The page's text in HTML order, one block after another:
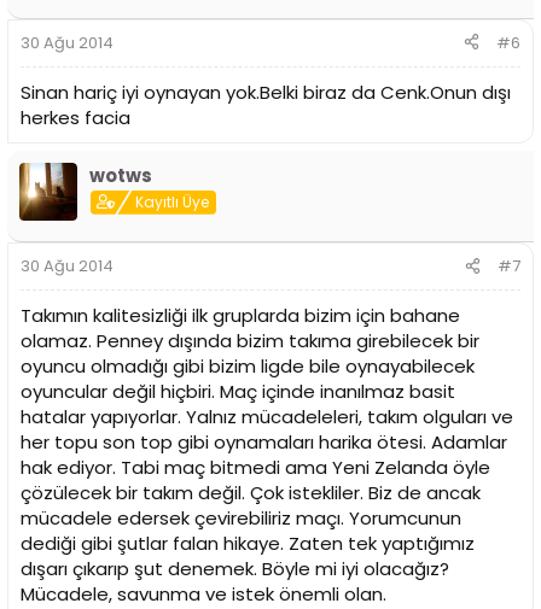
30 Ağu 2014 #6
Sinan hariç iyi oynayan yok.Belki biraz da Cenk.Onun dışı
herkes facia
wotws
Kayıtlı Üye
30 Ağu 2014 #7
Takımın kalitesizliği ilk gruplarda bizim için bahane
olamaz. Penney dışında bizim takıma girebilecek bir
oyuncu olmadığı gibi bizim ligde bile oynayabilecek
oyuncular değil hiçbiri. Maç içinde inanılmaz basit
hatalar yapıyorlar. Yalnız mücadeleleri, takım olguları ve
her topu son top gibi oynamaları harika ötesi. Adamlar
hak ediyor. Tabi maç bitmedi ama Yeni Zelanda öyle
çözülecek bir takım değil. Çok istekliler. Biz de ancak
mücadele edersek çevirebiliriz maçı. Yorumcunun
dediği gibi şutlar falan hikaye. Zaten tek yaptığımız
dışarı çıkarıp şut denemek. Böyle mi iyi olacağız?
Mücadele, savunma ve istek önemli olan.